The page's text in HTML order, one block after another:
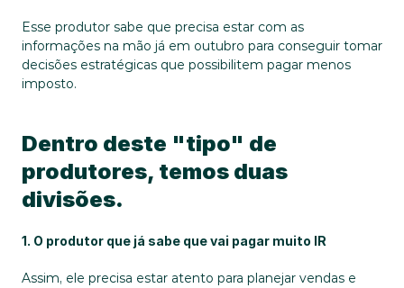
Esse produtor sabe que precisa estar com as
informações na mão já em outubro para conseguir tomar
decisões estratégicas que possibilitem pagar menos
imposto.
Dentro deste "tipo" de
produtores, temos duas
divisões.
1. O produtor que já sabe que vai pagar muito IR
Assim, ele precisa estar atento para planejar vendas e